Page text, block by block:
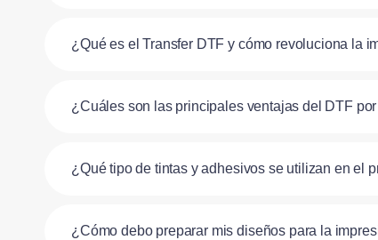
¿Qué es el Transfer DTF y cómo revoluciona la
¿Cuáles son las principales ventajas del DTF
¿Qué tipo de tintas y adhesivos se utilizan en el
¿Cómo debo preparar mis diseños para la